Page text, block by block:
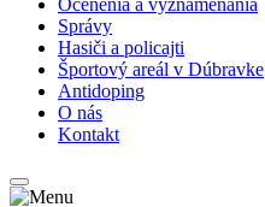
Ocenenia a vyznamenania
Správy
Hasiči a policajti
Športový areál v Dúbravke
Antidoping
O nás
Kontakt